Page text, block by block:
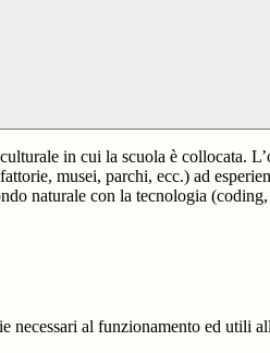
in cui la scuola è collocata.
musei, parchi, ecc.) ad
naturale con la tecnologia
necessari al funzionamento ed utili